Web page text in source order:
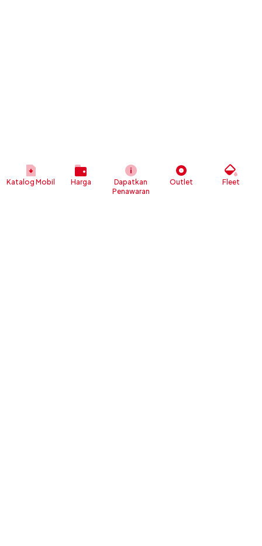
Katalog Mobil Harga
Dapatkan
Penawaran
Outlet Fleet